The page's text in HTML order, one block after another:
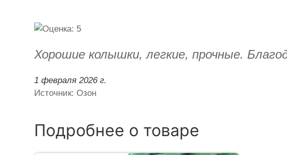
Хорошие колышки, легкие, прочные.
1 февраля 2026 г.
Источник: Озон
Подробнее о товаре